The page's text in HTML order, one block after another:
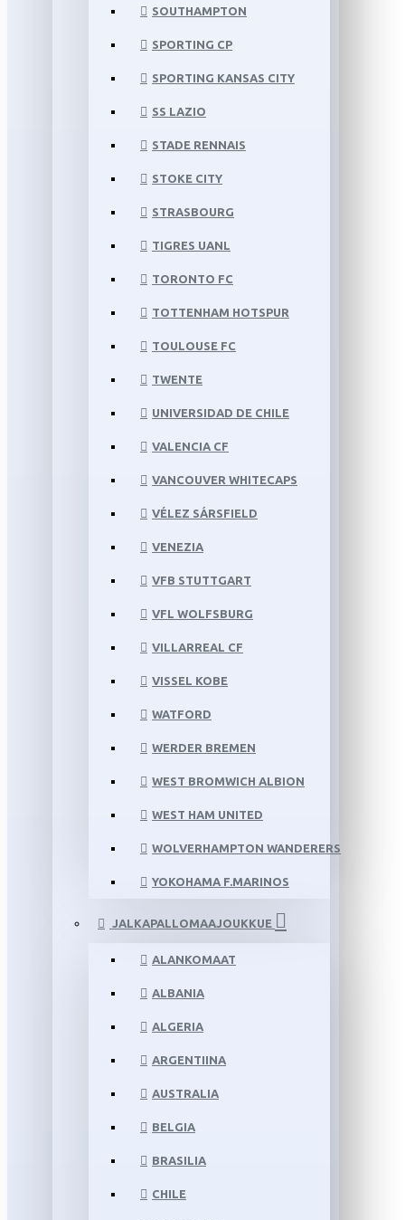
SOUTHAMPTON
SPORTING CP
SPORTING KANSAS CITY
SS LAZIO
STADE RENNAIS
STOKE CITY
STRASBOURG
TIGRES UANL
TORONTO FC
TOTTENHAM HOTSPUR
TOULOUSE FC
TWENTE
UNIVERSIDAD DE CHILE
VALENCIA CF
VANCOUVER WHITECAPS
VÉLEZ SÁRSFIELD
VENEZIA
VFB STUTTGART
VFL WOLFSBURG
VILLARREAL CF
VISSEL KOBE
WATFORD
WERDER BREMEN
WEST BROMWICH ALBION
WEST HAM UNITED
WOLVERHAMPTON WANDERERS
YOKOHAMA F.MARINOS
JALKAPALLOMAAJOUKKUE
ALANKOMAAT
ALBANIA
ALGERIA
ARGENTIINA
AUSTRALIA
BELGIA
BRASILIA
CHILE